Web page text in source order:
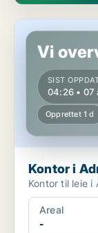
Kontor i Adnet,
Vi
SIST
04:26 • 07
Opprettet 1 d
Kontor i
Kontor til leie i
Areal
-